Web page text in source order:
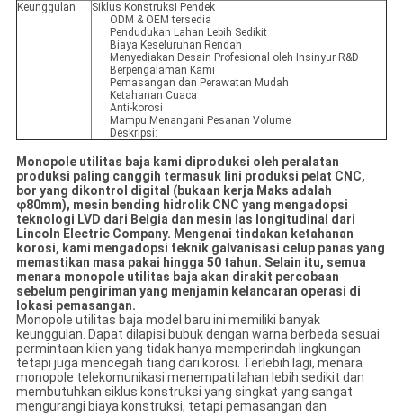
Keunggulan
Siklus Konstruksi Pendek
ODM & OEM tersedia
Pendudukan Lahan Lebih Sedikit
Biaya Keseluruhan Rendah
Menyediakan Desain Profesional oleh Insinyur R&D
Berpengalaman Kami
Pemasangan dan Perawatan Mudah
Ketahanan Cuaca
Anti-korosi
Mampu Menangani Pesanan Volume
Deskripsi:
Monopole utilitas baja kami diproduksi oleh peralatan
produksi paling canggih termasuk lini produksi pelat CNC,
bor yang dikontrol digital (bukaan kerja Maks adalah
φ80mm), mesin bending hidrolik CNC yang mengadopsi
teknologi LVD dari Belgia dan mesin las longitudinal dari
Lincoln Electric Company. Mengenai tindakan ketahanan
korosi, kami mengadopsi teknik galvanisasi celup panas yang
memastikan masa pakai hingga 50 tahun. Selain itu, semua
menara monopole utilitas baja akan dirakit percobaan
sebelum pengiriman yang menjamin kelancaran operasi di
lokasi pemasangan.
Monopole utilitas baja model baru ini memiliki banyak
keunggulan. Dapat dilapisi bubuk dengan warna berbeda sesuai
permintaan klien yang tidak hanya memperindah lingkungan
tetapi juga mencegah tiang dari korosi. Terlebih lagi, menara
monopole telekomunikasi menempati lahan lebih sedikit dan
membutuhkan siklus konstruksi yang singkat yang sangat
mengurangi biaya konstruksi, tetapi pemasangan dan